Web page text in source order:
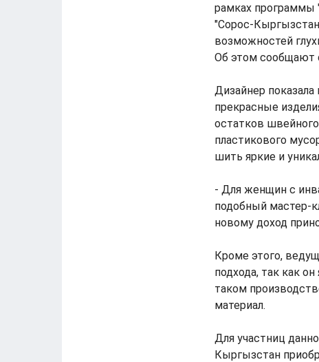
рамках программы
"Сорос-
возможностей
Об этом сообщают
Дизайнер
прекрасные
остатков
пластикового
шить яркие и
- Для женщин с
подобный мастер-
новому доход
Кроме этого,
подхода, так как
таком
материал.
Для участниц
Кыргызстан